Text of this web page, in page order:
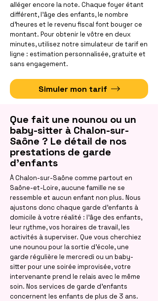
alléger encore la note. Chaque foyer étant
différent, l'âge des enfants, le nombre
d'heures et le revenu fiscal font bouger ce
montant. Pour obtenir le vôtre en deux
minutes, utilisez notre simulateur de tarif en
ligne : estimation personnalisée, gratuite et
sans engagement.
Simuler mon tarif
Que fait une nounou ou un
baby-sitter à Chalon-sur-
Saône ? Le détail de nos
prestations de garde
d'enfants
À Chalon-sur-Saône comme partout en
Saône-et-Loire, aucune famille ne se
ressemble et aucun enfant non plus. Nous
ajustons donc chaque garde d'enfants à
domicile à votre réalité : l'âge des enfants,
leur rythme, vos horaires de travail, les
activités à superviser. Que vous cherchiez
une nounou pour la sortie d'école, une
garde régulière le mercredi ou un baby-
sitter pour une soirée improvisée, votre
intervenante prend le relais avec le même
soin. Nos services de garde d'enfants
concernent les enfants de plus de 3 ans.